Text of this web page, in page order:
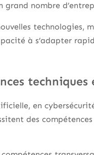
grand nombre
technologies,
à s’adapter
techniques
en
des